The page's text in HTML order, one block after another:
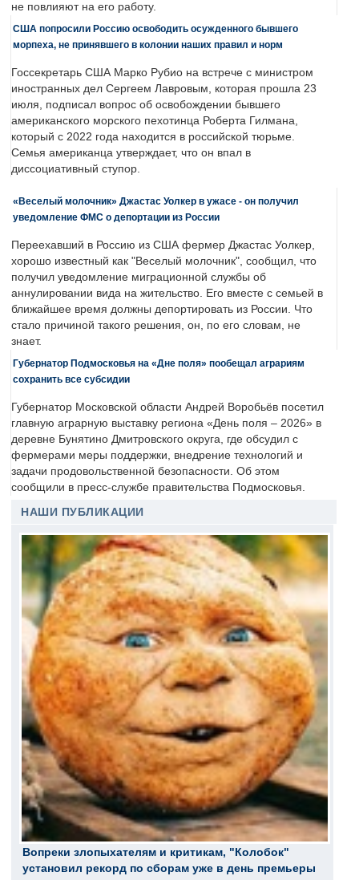
не повлияют на его работу.
США попросили Россию освободить осужденного бывшего
морпеха, не принявшего в колонии наших правил и норм
Госсекретарь США Марко Рубио на встрече с министром
иностранных дел Сергеем Лавровым, которая прошла 23
июля, подписал вопрос об освобождении бывшего
американского морского пехотинца Роберта Гилмана,
который с 2022 года находится в российской тюрьме.
Семья американца утверждает, что он впал в
диссоциативный ступор.
«Веселый молочник» Джастас Уолкер в ужасе - он получил
уведомление ФМС о депортации из России
Переехавший в Россию из США фермер Джастас Уолкер,
хорошо известный как "Веселый молочник", сообщил, что
получил уведомление миграционной службы об
аннулировании вида на жительство. Его вместе с семьей в
ближайшее время должны депортировать из России. Что
стало причиной такого решения, он, по его словам, не
знает.
Губернатор Подмосковья на «Дне поля» пообещал аграриям
сохранить все субсидии
Губернатор Московской области Андрей Воробьёв посетил
главную аграрную выставку региона «День поля – 2026» в
деревне Бунятино Дмитровского округа, где обсудил с
фермерами меры поддержки, внедрение технологий и
задачи продовольственной безопасности. Об этом
сообщили в пресс-службе правительства Подмосковья.
НАШИ ПУБЛИКАЦИИ
Вопреки злопыхателям и критикам, "Колобок"
установил рекорд по сборам уже в день премьеры